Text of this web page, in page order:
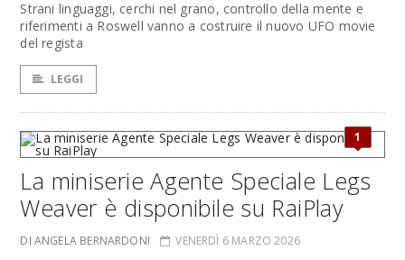
Strani linguaggi, cerchi nel grano, controllo della mente e
riferimenti a Roswell vanno a costruire il nuovo UFO movie
del regista
LEGGI
1
La miniserie Agente Speciale Legs
Weaver è disponibile su RaiPlay
DI ANGELA BERNARDONI VENERDÌ 6 MARZO 2026